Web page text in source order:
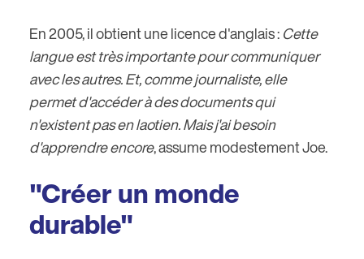
En 2005, il obtient une licence d'anglais :Cette
langue est très importante pour communiquer
avec les autres. Et, comme journaliste, elle
permet d'accéder à des documents qui
n'existent pas en laotien. Mais j'ai besoin
d'apprendre encore, assume modestement Joe.
"Créer un monde
durable"